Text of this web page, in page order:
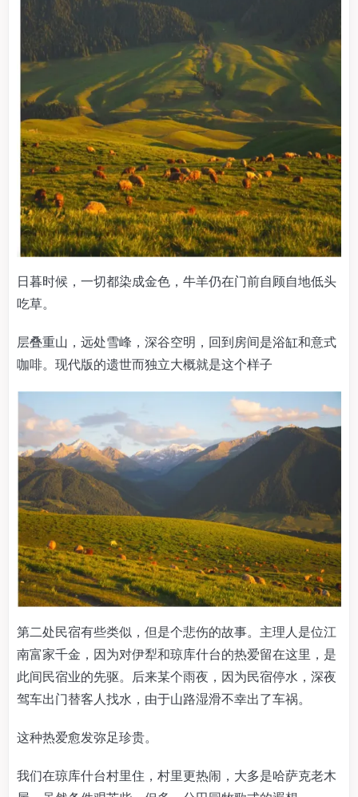
日暮时候，一切都染成金色，牛羊仍在门前自顾自地低头
吃草。
层叠重山，远处雪峰，深谷空明，回到房间是浴缸和意式
咖啡。现代版的遗世而独立大概就是这个样子
第二处民宿有些类似，但是个悲伤的故事。主理人是位江
南富家千金，因为对伊犁和琼库什台的热爱留在这里，是
此间民宿业的先驱。后来某个雨夜，因为民宿停水，深夜
驾车出门替客人找水，由于山路湿滑不幸出了车祸。
这种热爱愈发弥足珍贵。
我们在琼库什台村里住，村里更热闹，大多是哈萨克老木